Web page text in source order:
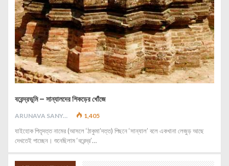
বরেন্দ্রভূমি – সান্যালদের শিকড়ের খোঁজে
ARUNAVA SANYAL 1,405
যাইহোক পিতৃদত্ত নামের (আসলে ‘ঠাকুমা’দত্ত) পিছনে ‘সান্যাল’ বলে একখানা লেজুড় আছে
দেখতেই পাচ্ছেন। শুনেছিলাম ‘বরেন্দ্র’…